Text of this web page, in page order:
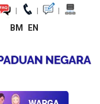
| | |
BM EN